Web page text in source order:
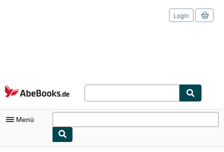
Zum Hauptinhalt
AbeBooks.de
Login
Menü